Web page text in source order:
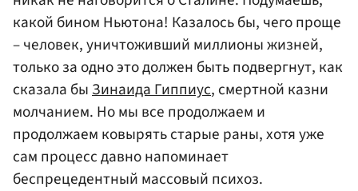
какой бином Ньютона! Казалось бы, чего проще
– человек, уничтоживший миллионы жизней,
только за одно это должен быть подвергнут, как
сказала быЗинаида Гиппиус, смертной казни
молчанием. Но мы все продолжаем и
продолжаем ковырять старые раны, хотя уже
сам процесс давно напоминает
беспрецедентный массовый психоз.